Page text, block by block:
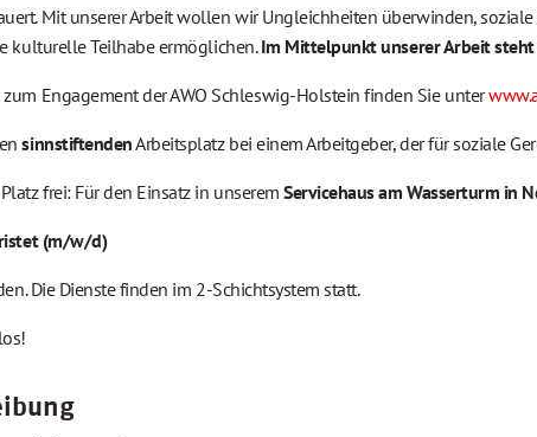
Mit unserer Arbeit wollen wir Ungleichheiten überwinden,
kulturelle Teilhabe ermöglichen.Im Mittelpunkt unserer Arbeit steht
Engagement der AWO Schleswig-Holstein finden Sie unter
sinnstiftendenArbeitsplatz bei einem Arbeitgeber, der für soziale
frei: Für den Einsatz in unserem Servicehaus am Wasserturm in
(m/w/d)
Die Dienste finden im 2-Schichtsystem statt.